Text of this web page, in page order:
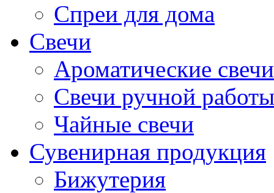
Спреи для дома
Свечи
Ароматические свечи
Свечи ручной работы
Чайные свечи
Сувенирная продукция
Бижутерия